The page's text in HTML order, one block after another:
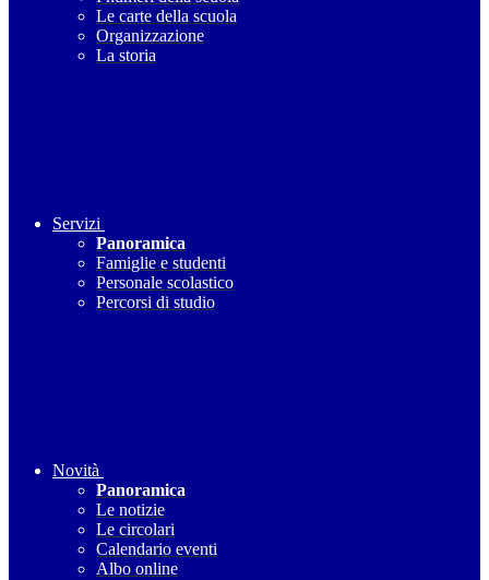
Le carte della scuola
Organizzazione
La storia
Servizi
Panoramica
Famiglie e studenti
Personale scolastico
Percorsi di studio
Novità
Panoramica
Le notizie
Le circolari
Calendario eventi
Albo online